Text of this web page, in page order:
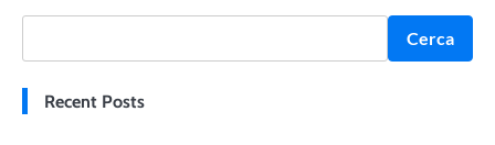
Cerca
Recent Posts